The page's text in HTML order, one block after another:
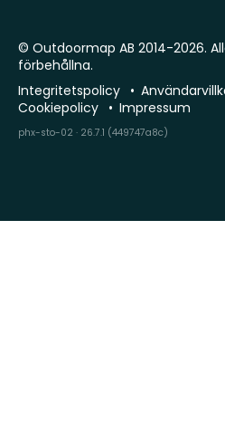
© Outdoormap AB 2014-2026.
förbehållna.
Integritetspolicy
Cookiepolicy
Impressum
phx-sto-02 · 26.7.1 (449747a8c)